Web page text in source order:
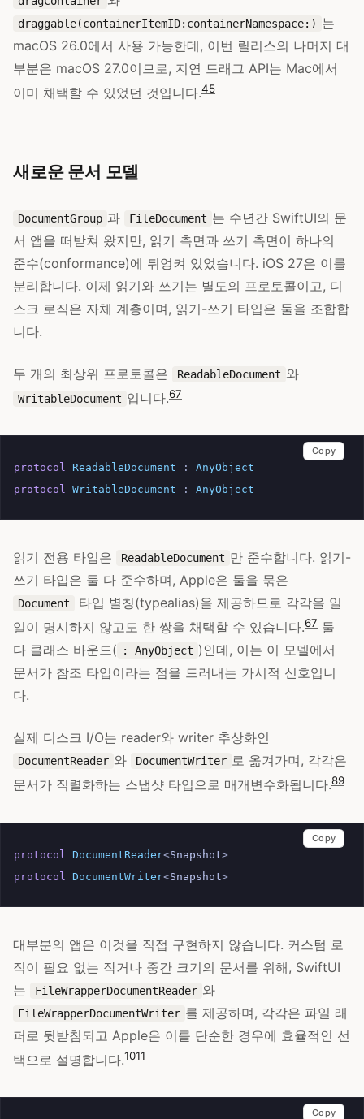
draggable(containerItemID:containerNamespace:) 는
macOS 26.0에서 사용 가능한데, 이번 릴리스의 나머지 대
부분은 macOS 27.0이므로, 지연 드래그 API는 Mac에서
이미 채택할 수 있었던 것입니다.45
새로운 문서 모델
DocumentGroup 과 FileDocument 는 수년간 SwiftUI의 문
서 앱을 떠받쳐 왔지만, 읽기 측면과 쓰기 측면이 하나의
준수(conformance)에 뒤엉켜 있었습니다. iOS 27은 이를
분리합니다. 이제 읽기와 쓰기는 별도의 프로토콜이고, 디
스크 로직은 자체 계층이며, 읽기-쓰기 타입은 둘을 조합합
니다.
두 개의 최상위 프로토콜은 ReadableDocument 와
WritableDocument 입니다.67
protocol ReadableDocument :
AnyObject
protocol
WritableDocument : AnyObject
Copy
읽기 전용 타입은 ReadableDocument 만 준수합니다. 읽기-
쓰기 타입은 둘 다 준수하며, Apple은 둘을 묶은
Document
타입 별칭(typealias)을 제공하므로 각각을 일
일이 명시하지 않고도 한 쌍을 채택할 수 있습니다.67 둘
다 클래스 바운드(
: AnyObject )인데, 이는 이 모델에서
문서가 참조 타입이라는 점을 드러내는 가시적 신호입니
다.
실제 디스크 I/O는 reader와 writer 추상화인
DocumentReader 와 DocumentWriter 로 옮겨가며, 각각은
문서가 직렬화하는 스냅샷 타입으로 매개변수화됩니다.89
protocol DocumentReader<Snapshot>
protocol
DocumentWriter<Snapshot>
Copy
대부분의 앱은 이것을 직접 구현하지 않습니다. 커스텀 로
직이 필요 없는 작거나 중간 크기의 문서를 위해, SwiftUI
는
FileWrapperDocumentReader 와
FileWrapperDocumentWriter 를 제공하며, 각각은 파일 래
퍼로 뒷받침되고 Apple은 이를 단순한 경우에 효율적인 선
택으로 설명합니다.1011
Copy